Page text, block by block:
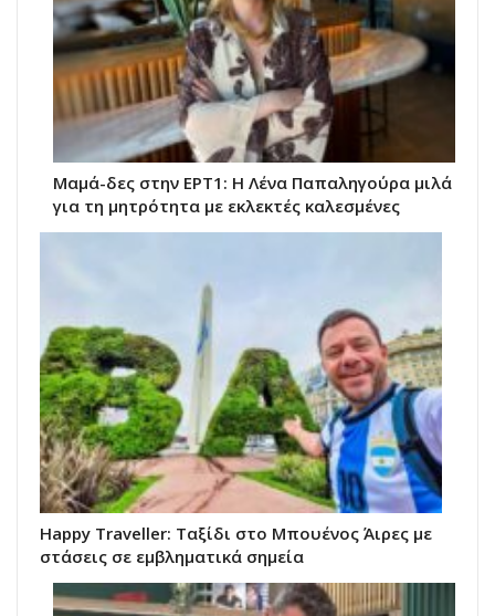
Μαμά-δες στην ΕΡΤ1: Η Λένα Παπαληγούρα μιλά
για τη μητρότητα με εκλεκτές καλεσμένες
Happy Traveller: Ταξίδι στο Μπουένος Άιρες με
στάσεις σε εμβληματικά σημεία